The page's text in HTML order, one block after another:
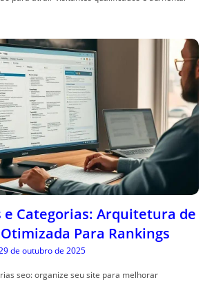
e Categorias: Arquitetura de
Para Rankings
de outubro de 2025
seo: organize seu site para melhorar